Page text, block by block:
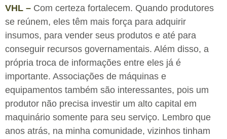
VHL – Com certeza fortalecem. Quando produtores
se reúnem, eles têm mais força para adquirir
insumos, para vender seus produtos e até para
conseguir recursos governamentais. Além disso, a
própria troca de informações entre eles já é
importante. Associações de máquinas e
equipamentos também são interessantes, pois um
produtor não precisa investir um alto capital em
maquinário somente para seu serviço. Lembro que
anos atrás, na minha comunidade, vizinhos tinham